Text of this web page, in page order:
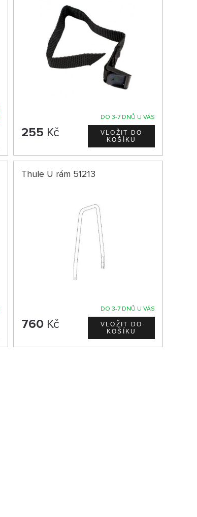
DO 3-7 DNŮ U VÁS
255 Kč
Thule U rám 51213
DO 3-7 DNŮ U VÁS
760Kč